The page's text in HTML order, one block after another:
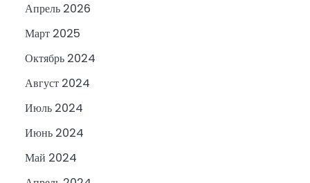
Апрель 2026
Март 2025
Октябрь 2024
Август 2024
Июль 2024
Июнь 2024
Май 2024